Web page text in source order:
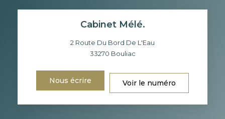
Cabinet Mélé.
2 Route Du Bord De L'Eau
33270 Bouliac
Nous écrire Voir le numéro